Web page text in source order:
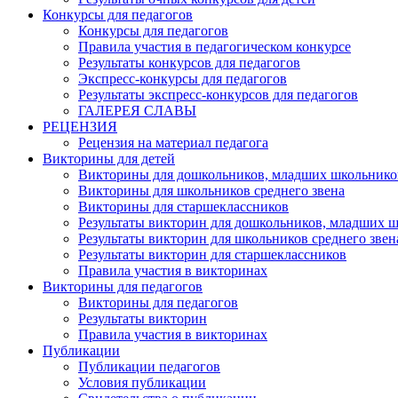
Конкурсы для педагогов
Конкурсы для педагогов
Правила участия в педагогическом конкурсе
Результаты конкурсов для педагогов
Экспресс-конкурсы для педагогов
Результаты экспресс-конкурсов для педагогов
ГАЛЕРЕЯ СЛАВЫ
РЕЦЕНЗИЯ
Рецензия на материал педагога
Викторины для детей
Викторины для дошкольников, младших
Викторины для школьников среднего звена
Викторины для старшеклассников
Результаты викторин для дошкольников, младших
Результаты викторин для школьников среднего
Результаты викторин для старшеклассников
Правила участия в викторинах
Викторины для педагогов
Викторины для педагогов
Результаты викторин
Правила участия в викторинах
Публикации
Публикации педагогов
Условия публикации